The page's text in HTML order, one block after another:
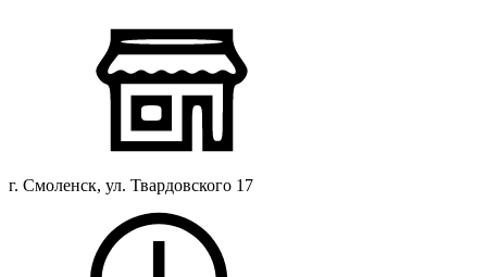
г. Смоленск, ул. Твардовского 17